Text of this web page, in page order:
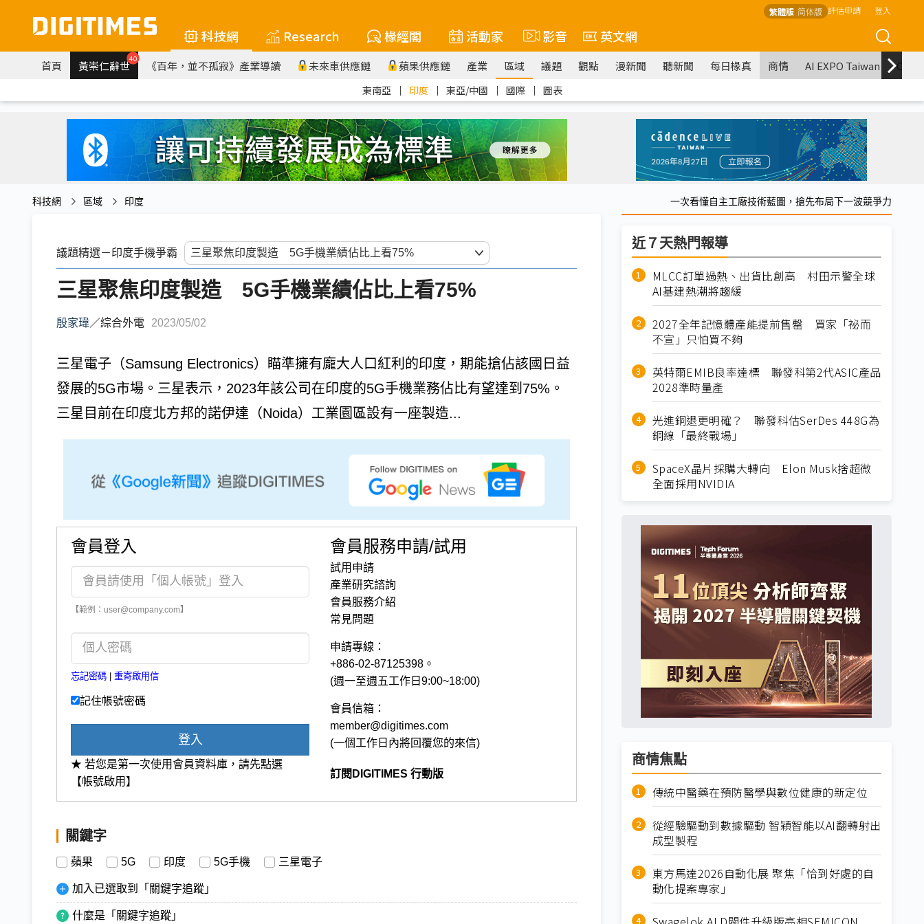
繁體版 简体版 評估申請 登入
科技網 Research 椽經閣 活動家 影音 英文網
首頁 黃崇仁辭世40 《百年，並不孤寂》產業導讀 未來車供應鏈 蘋果供應鏈 產業 區域 議題 觀點 漫新聞 聽新聞 每日椽真 商情 AI EXPO Taiwan
東南亞 ｜ 印度 ｜ 東亞/中國 ｜ 國際 ｜ 圖表
科技網 區域 印度 一次看懂自主工廠技術藍圖，搶先布局下一波競爭力
議題精選－印度手機爭霸
三星聚焦印度製造 5G手機業績佔比上看75%
殷家瑋／綜合外電 2023/05/02
三星電子（Samsung Electronics）瞄準擁有龐大人口紅利的印度，期能搶佔該國日益
發展的5G市場。三星表示，2023年該公司在印度的5G手機業務佔比有望達到75%。
三星目前在印度北方邦的諾伊達（Noida）工業園區設有一座製造...
會員登入
【範例：user@company.com】
忘記密碼 重寄啟用信
記住帳號密碼
登入
★ 若您是第一次使用會員資料庫，請先點選
【帳號啟用】
會員服務申請/試用
試用申請
產業研究諮詢
會員服務介紹
常見問題
申請專線：
+886-02-87125398。
(週一至週五工作日9:00~18:00)
會員信箱：
member@digitimes.com
(一個工作日內將回覆您的來信)
訂閱DIGITIMES 行動版
關鍵字
蘋果 5G 印度 5G手機 三星電子
加入已選取到「關鍵字追蹤」
什麼是「關鍵字追蹤」
近７天熱門報導
MLCC訂單過熱、出貨比創高 村田示警全球
AI基建熱潮將趨緩
2027全年記憶體產能提前售罄 買家「祕而
不宣」只怕買不夠
英特爾EMIB良率達標 聯發科第2代ASIC產品
2028準時量產
光進銅退更明確？ 聯發科估SerDes 448G為
銅線「最終戰場」
SpaceX晶片採購大轉向 Elon Musk捨超微
全面採用NVIDIA
商情焦點
傳統中醫藥在預防醫學與數位健康的新定位
從經驗驅動到數據驅動 智穎智能以AI翻轉射出
成型製程
東方馬達2026自動化展 聚焦「恰到好處的自
動化提案專家」